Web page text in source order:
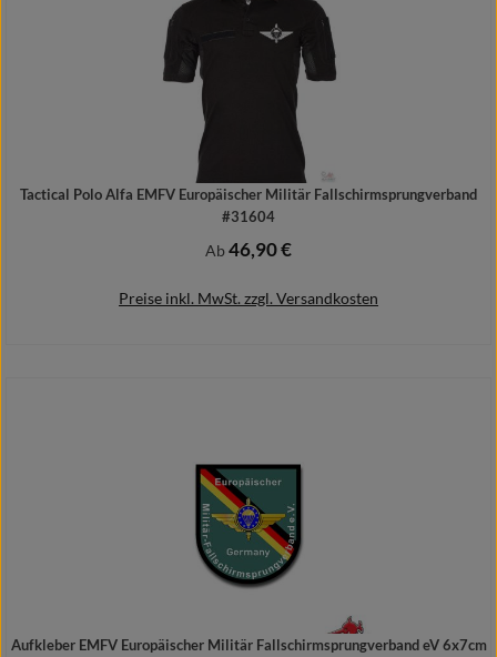
Tactical Polo Alfa EMFV Europäischer Militär Fallschirmsprungverband
#31604
Regulärer Preis:
Ab46,90 €
Preise inkl. MwSt. zzgl. Versandkosten
Aufkleber EMFV Europäischer Militär Fallschirmsprungverband eV 6x7cm